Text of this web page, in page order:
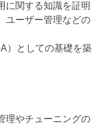
に関する知識を証明
ユーザー管理などの
）としての基礎を築
理やチューニングの